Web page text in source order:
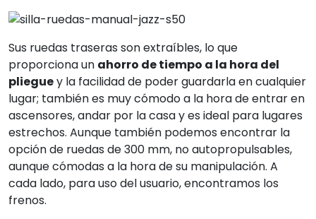
Sus ruedas traseras son extraíbles, lo que
proporciona un ahorro de tiempo a la hora del
plieguey la facilidad de poder guardarla en cualquier
lugar; también es muy cómodo a la hora de entrar en
ascensores, andar por la casa y es ideal para lugares
estrechos. Aunque también podemos encontrar la
opción de ruedas de 300 mm, no autopropulsables,
aunque cómodas a la hora de su manipulación. A
cada lado, para uso del usuario, encontramos los
frenos.